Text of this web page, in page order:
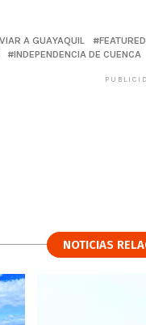
A GUAYAQUIL FEATURED
INDEPENDENCIA DE CUENCA
NOTICIAS